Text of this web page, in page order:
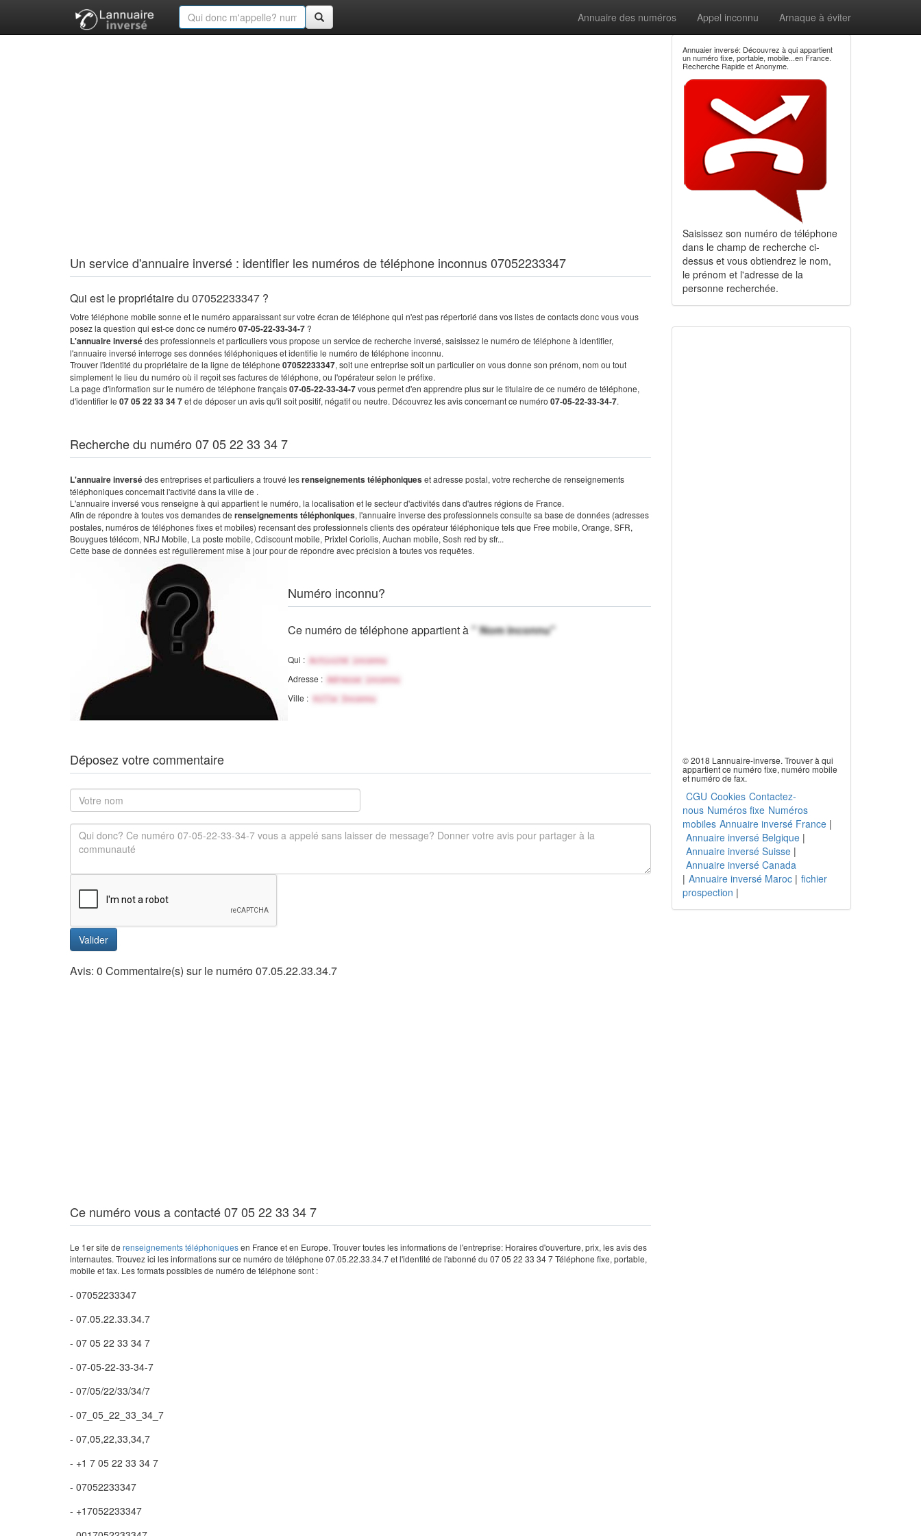
Annuaire des numéros Appel inconnu Arnaque à éviter
Un service d'annuaire inversé : identifier les numéros de téléphone inconnus 07052233347
Qui est le propriétaire du 07052233347 ?
Votre téléphone mobile sonne et le numéro apparaissant sur votre écran de téléphone qui n'est pas répertorié dans vos listes de contacts donc vous vous
posez la question qui est-ce donc ce numéro 07-05-22-33-34-7 ?
L'annuaire inversédes professionnels et particuliers vous propose un service de recherche inversé, saisissez le numéro de téléphone à identifier,
l'annuaire inversé interroge ses données téléphoniques et identifie le numéro de téléphone inconnu.
Trouver l'identité du propriétaire de la ligne de téléphone 07052233347, soit une entreprise soit un particulier on vous donne son prénom, nom ou tout
simplement le lieu du numéro où il reçoit ses factures de téléphone, ou l'opérateur selon le préfixe.
La page d'information sur le numéro de téléphone français07-05-22-33-34-7vous permet d'en apprendre plus sur le titulaire de ce numéro de téléphone,
d'identifier le 07 05 22 33 34 7et de déposer un avis qu'il soit positif, négatif ou neutre. Découvrez les avis concernant ce numéro 07-05-22-33-34-7.
Recherche du numéro 07 05 22 33 34 7
L'annuaire inversédes entreprises et particuliers a trouvé lesrenseignements téléphoniqueset adresse postal, votre recherche de renseignements
téléphoniques concernait l'activité dans la ville de .
L'annuaire inversé vous renseigne à qui appartient le numéro, la localisation et le secteur d'activités dans d'autres régions de France.
Afin de répondre à toutes vos demandes de renseignements téléphoniques, l'annuaire inverse des professionnels consulte sa base de données (adresses
postales, numéros de téléphones fixes et mobiles) recensant des professionnels clients des opérateur téléphonique tels que Free mobile, Orange, SFR,
Bouygues télécom, NRJ Mobile, La poste mobile, Cdiscount mobile, Prixtel Coriolis, Auchan mobile, Sosh red by sfr...
Cette base de données est régulièrement mise à jour pour de répondre avec précision à toutes vos requêtes.
Numéro inconnu?
Ce numéro de téléphone appartient à" Nom inconnu"
Qui : Activité inconnu
Adresse : Adresse inconnu
Ville : Ville Inconnu
Déposez votre commentaire
Valider
Avis: 0 Commentaire(s) sur le numéro 07.05.22.33.34.7
Ce numéro vous a contacté 07 05 22 33 34 7
Le 1er site de renseignements téléphoniquesen France et en Europe. Trouver toutes les informations de l'entreprise: Horaires d'ouverture, prix, les avis des
internautes. Trouvez ici les informations sur ce numéro de téléphone 07.05.22.33.34.7 et l'identité de l'abonné du 07 05 22 33 34 7 Téléphone fixe, portable,
mobile et fax. Les formats possibles de numéro de téléphone sont :
- 07052233347
- 07.05.22.33.34.7
- 07 05 22 33 34 7
- 07-05-22-33-34-7
- 07/05/22/33/34/7
- 07_05_22_33_34_7
- 07,05,22,33,34,7
- +1 7 05 22 33 34 7
- 07052233347
- +17052233347
Annuaier inversé: Découvrez à qui appartient
un numéro fixe, portable, mobile...en France.
Recherche Rapide et Anonyme.
Saisissez son numéro de téléphone
dans le champ de recherche ci-
dessus et vous obtiendrez le nom,
le prénom et l'adresse de la
personne recherchée.
© 2018 Lannuaire-inverse. Trouver à qui
appartient ce numéro fixe, numéro mobile
et numéro de fax.
CGU Cookies Contactez-
nous Numéros fixe Numéros
mobiles Annuaire inversé France|
Annuaire inversé Belgique|
Annuaire inversé Suisse|
Annuaire inversé Canada
| Annuaire inversé Maroc| fichier
prospection |